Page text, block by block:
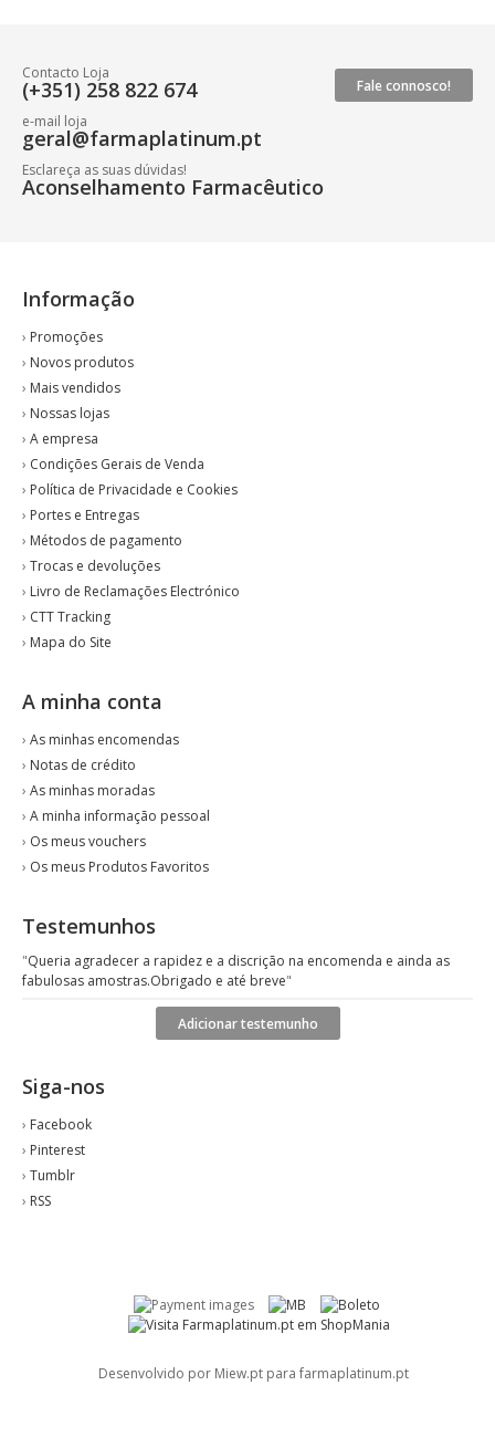
Fale connosco!
Contacto Loja
(+351) 258 822 674
e-mail loja
geral@farmaplatinum.pt
Esclareça as suas dúvidas!
Aconselhamento Farmacêutico
Informação
› Promoções
› Novos produtos
› Mais vendidos
› Nossas lojas
› A empresa
› Condições Gerais de Venda
› Política de Privacidade e Cookies
› Portes e Entregas
› Métodos de pagamento
› Trocas e devoluções
› Livro de Reclamações Electrónico
› CTT Tracking
› Mapa do Site
A minha conta
› As minhas encomendas
› Notas de crédito
› As minhas moradas
› A minha informação pessoal
› Os meus vouchers
› Os meus Produtos Favoritos
Testemunhos
"Queria agradecer a rapidez e a discrição na encomenda e ainda as
fabulosas amostras.Obrigado e até breve"
Adicionar testemunho
Siga-nos
› Facebook
› Pinterest
› Tumblr
› RSS
Desenvolvido por Miew.pt para farmaplatinum.pt